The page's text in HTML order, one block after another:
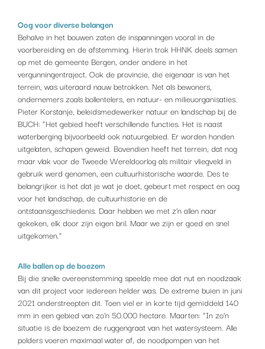
Oog voor diverse belangen
Behalve in het bouwen zaten de inspanningen vooral in de
voorbereiding en de afstemming. Hierin trok HHNK deels samen
op met de gemeente Bergen, onder andere in het
vergunningentraject. Ook de provincie, die eigenaar is van het
terrein, was uiteraard nauw betrokken. Net als bewoners,
ondernemers zoals bollentelers, en natuur- en milieuorganisaties.
Pieter Korstanje, beleidsmedewerker natuur en landschap bij de
BUCH: “Het gebied heeft verschillende functies. Het is naast
waterberging bijvoorbeeld ook natuurgebied. Er worden honden
uitgelaten, schapen geweid. Bovendien heeft het terrein, dat nog
maar vlak voor de Tweede Wereldoorlog als militair vliegveld in
gebruik werd genomen, een cultuurhistorische waarde. Des te
belangrijker is het dat je wat je doet, gebeurt met respect en oog
voor het landschap, de cultuurhistorie en de
ontstaansgeschiedenis. Daar hebben we met z’n allen naar
gekeken, elk door zijn eigen bril. Maar we zijn er goed en snel
uitgekomen.”
Alle ballen op de boezem
Bij die snelle overeenstemming speelde mee dat nut en noodzaak
van dit project voor iedereen helder was. De extreme buien in juni
2021 onderstreepten dit. Toen viel er in korte tijd gemiddeld 140
mm in een gebied van zo’n 50.000 hectare. Maarten: “In zo’n
situatie is de boezem de ruggengraat van het watersysteem. Alle
polders voeren maximaal water af, de noodpompen van het